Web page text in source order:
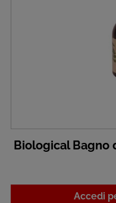
Biological Bagno
Accedi